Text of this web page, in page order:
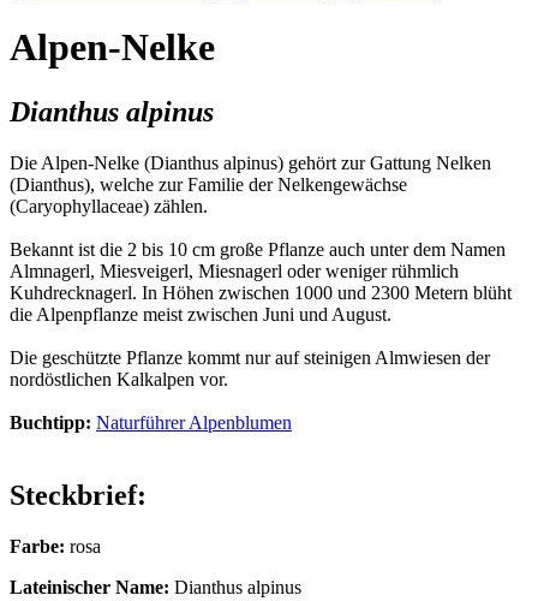
Alpen-Nelke
Dianthus alpinus
Die Alpen-Nelke (Dianthus alpinus) gehört zur Gattung Nelken
(Dianthus), welche zur Familie der Nelkengewächse
(Caryophyllaceae) zählen.
Bekannt ist die 2 bis 10 cm große Pflanze auch unter dem Namen
Almnagerl, Miesveigerl, Miesnagerl oder weniger rühmlich
Kuhdrecknagerl. In Höhen zwischen 1000 und 2300 Metern blüht
die Alpenpflanze meist zwischen Juni und August.
Die geschützte Pflanze kommt nur auf steinigen Almwiesen der
nordöstlichen Kalkalpen vor.
Buchtipp: Naturführer Alpenblumen
Steckbrief:
Farbe: rosa
Lateinischer Name: Dianthus alpinus